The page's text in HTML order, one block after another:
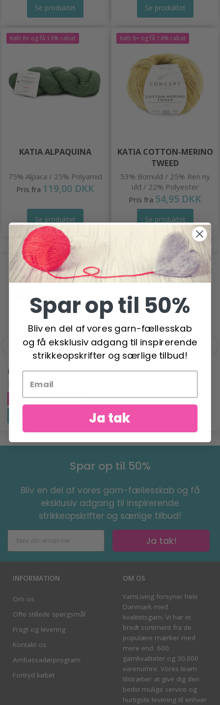
Se produktet Se produktet
Køb 8+ og få 13% rabat
KATIA ALPAQUINA
75% Alpaca / 25% Polyamid
Pris fra 119,00 DKK
Se produktet
Køb 8+ og få 14% rabat
KATIA COTTON-MERINO
TWEED
53% Bomuld / 25% Ren ny
uld / 22% Polyester
Pris fra 54,95 DKK
Se produktet
ANDRE KØBTE OGSÅ
DROPS KID-SILK
32,95 DKK 34,95 DKK
Tilbud udløber 31/08/2026
DROPS BABY MERINO
Se produktet
Spar op til 50%
Bliv en del af vores garn-fællesskab og få
eksklusiv adgang til inspirerende
strikkeopskrifter og særlige tilbud!
Ja tak!
INFORMATION
Om os
Ofte stillede spørgsmål
Fragt og levering
Kontakt os
Ambassadørprogram
Fortryd købet
OM OS
YarnLiving forsyner hele
Danmark med
kvalitetsgarn. Vi har et
bredt sortiment fra de
populære mærker med
mere end 600
garnkvaliteter og 30.000
varenumre. Vores team
tilstræber at give dig den
bedst mulige service og
hurtigste levering til enhver
Spar op til 50%
Bliv en del af vores garn-fællesskab
og få eksklusiv adgang til inspirerende
strikkeopskrifter og særlige tilbud!
Ja tak